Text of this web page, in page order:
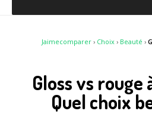
Jaimecomparer › Choix › Beauté ›
Gloss vs rouge
Quel choix